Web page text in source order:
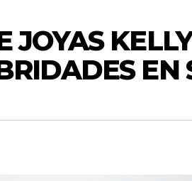
JOYAS
EN